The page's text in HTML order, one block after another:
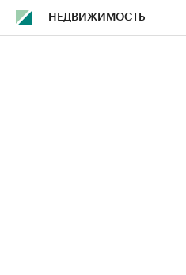
НЕДВИЖИМОСТЬ